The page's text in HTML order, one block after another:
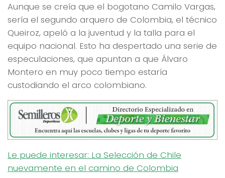
Aunque se creía que el bogotano Camilo Vargas,
sería el segundo arquero de Colombia, el técnico
Queiroz, apeló a la juventud y la talla para el
equipo nacional. Esto ha despertado una serie de
especulaciones, que apuntan a que Álvaro
Montero en muy poco tiempo estaría
custodiando el arco colombiano.
Le puede interesar: La Selección de Chile
nuevamente en el camino de Colombia